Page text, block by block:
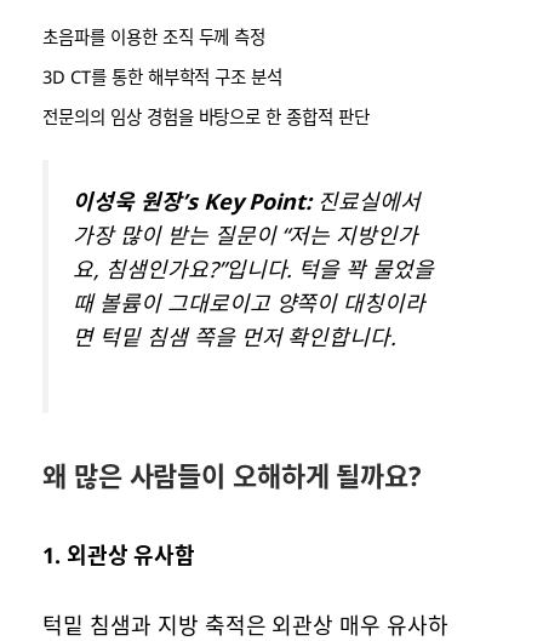
초음파를 이용한 조직 두께 측정
3D CT를 통한 해부학적 구조 분석
전문의의 임상 경험을 바탕으로 한 종합적 판단
이성욱 원장’s Key Point:진료실에서
가장 많이 받는 질문이 “저는 지방인가
요, 침샘인가요?”입니다. 턱을 꽉 물었을
때 볼륨이 그대로이고 양쪽이 대칭이라
면 턱밑 침샘 쪽을 먼저 확인합니다.
왜 많은 사람들이 오해하게 될까요?
1. 외관상 유사함
턱밑 침샘과 지방 축적은 외관상 매우 유사하